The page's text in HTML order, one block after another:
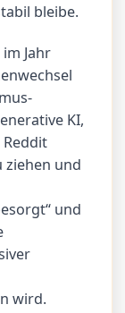
bleibe.
Jahr
KI,
ziehen und
und
wird.